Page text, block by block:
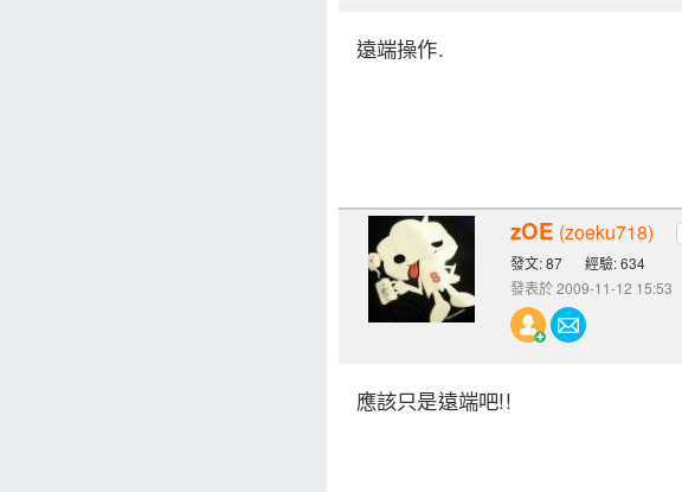
遠端操作.
zOE (zoeku718)
發文: 87
經驗: 634
發表於 2009-11-12 15:53
應該只是遠端吧!!